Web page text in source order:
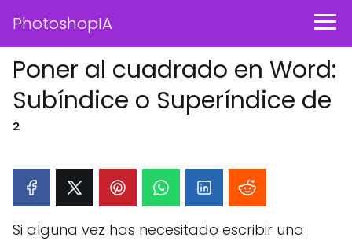
PhotoshopIA
Poner al cuadrado en Word:
Subíndice o Superíndice de
²
Si alguna vez has necesitado escribir una